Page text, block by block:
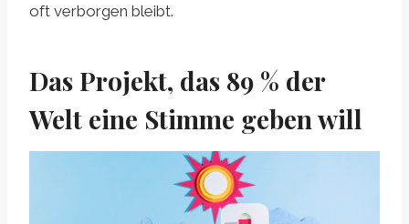
oft verborgen bleibt.
Das Projekt, das 89 % der
Welt eine Stimme geben will